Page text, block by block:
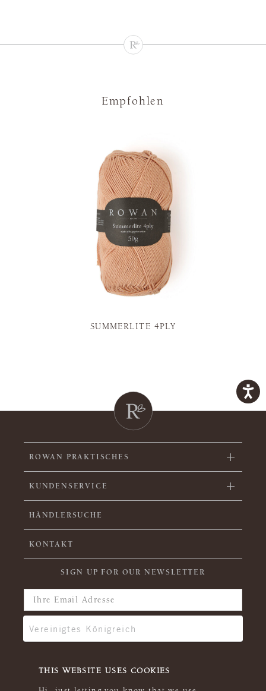
THIS WEBSITE USES COOKIES
Empfohlen
SUMMERLITE 4PLY
ROWAN PRAKTISCHES
KUNDENSERVICE
HÄNDLERSUCHE
KONTAKT
SIGN UP FOR OUR NEWSLETTER